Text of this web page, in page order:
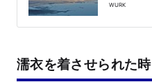
WURK
濡衣を着させられた時